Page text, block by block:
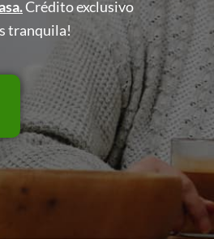
Crédito exclusivo
tranquila!